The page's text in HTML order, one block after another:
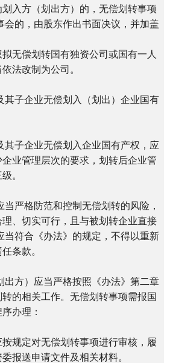
方（划出方）的，无偿划转事项
会的，由股东作出书面决议，并加盖
偿划转国有独资公司或国有一人
法改制为公司。
子企业无偿划入（划出）企业国有
子企业无偿划入企业国有产权，应
业管理层次的要求，划转后企业管
。
严格防范和控制无偿划转的风险，
、切实可行，且与被划转企业直接
当符合《办法》的规定，不得以重新
条款。
方）应当严格按照《办法》第二章
的相关工作。无偿划转事项需报国
办理：
定对无偿划转事项进行审核，履
报送申请文件及相关材料。